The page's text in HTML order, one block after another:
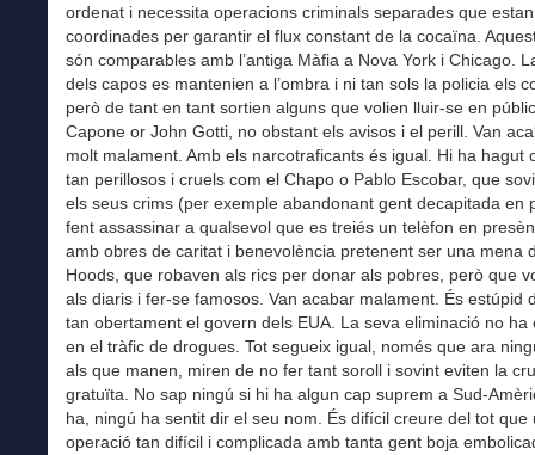
ordenat i necessita operacions criminals separades que
coordinades per garantir el flux constant de la cocaïna.
són comparables amb l’antiga Màfia a Nova York i Chicago.
dels capos es mantenien a l’ombra i ni tan sols la policia els
però de tant en tant sortien alguns que volien lluir-se en
Capone or John Gotti, no obstant els avisos i el perill. Van
molt malament. Amb els narcotraficants és igual. Hi ha hagut
tan perillosos i cruels com el Chapo o Pablo Escobar, que
els seus crims (per exemple abandonant gent decapitada en
fent assassinar a qualsevol que es treiés un telèfon en
amb obres de caritat i benevolència pretenent ser una mena
Hoods, que robaven als rics per donar als pobres, però que
als diaris i fer-se famosos. Van acabar malament. És estúpid
tan obertament el govern dels EUA. La seva eliminació no ha
en el tràfic de drogues. Tot segueix igual, només que ara
als que manen, miren de no fer tant soroll i sovint eviten la
gratuïta. No sap ningú si hi ha algun cap suprem a Sud-
ha, ningú ha sentit dir el seu nom. És difícil creure del tot que
operació tan difícil i complicada amb tanta gent boja